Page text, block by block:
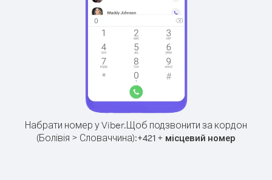
Набрати номер у Viber.Щоб подзвонити за кордон
(Болівія > Словаччина):+421 + місцевий номер